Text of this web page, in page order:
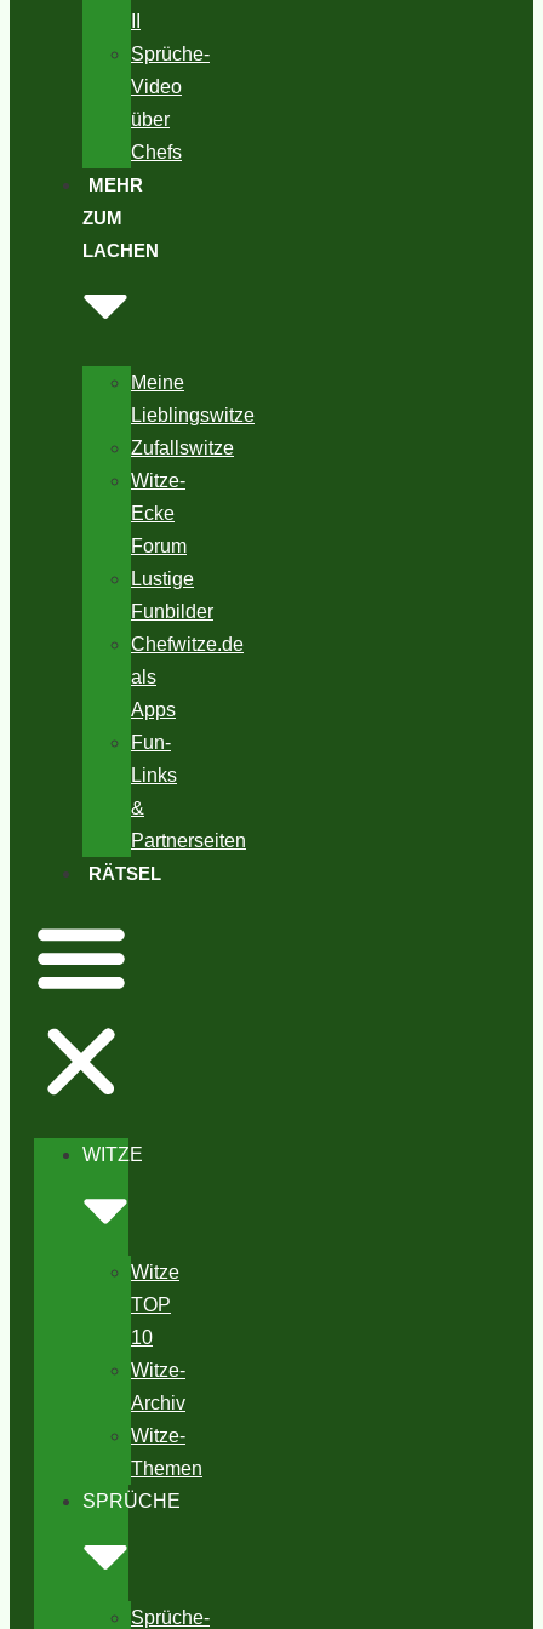
Sprüche-
Video
über
Chefs
MEHR
ZUM
LACHEN
Meine
Lieblingswitze
Zufallswitze
Witze-
Ecke
Forum
Lustige
Funbilder
Chefwitze.de
als
Apps
Fun-
Links
&
Partnerseiten
RÄTSEL
WITZE
Witze
TOP
10
Witze-
Archiv
Witze-
Themen
SPRÜCHE
Sprüche-